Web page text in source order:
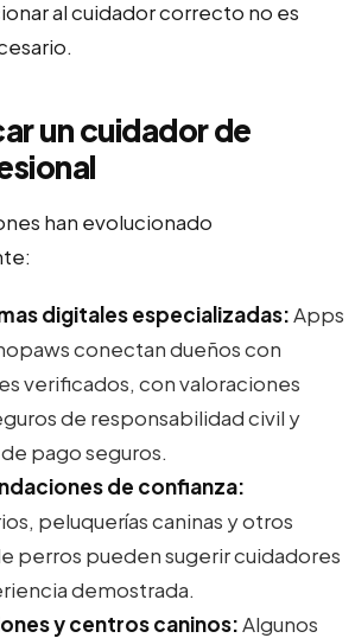
al cuidador correcto no es
un cuidador de
han evolucionado
digitales especializadas:Apps
conectan dueños con
verificados, con valoraciones
de responsabilidad civil y
pago seguros.
de confianza:
peluquerías caninas y otros
perros pueden sugerir cuidadores
demostrada.
y centros caninos:Algunos